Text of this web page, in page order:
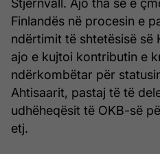
Stjernvall. Ajo tha se e
Finlandës në procesin e
ndërtimit të shtetësisë së
ajo e kujtoi kontributin e
ndërkombëtar për
Ahtisaarit, pastaj të të
udhëheqësit të OKB-së
etj.